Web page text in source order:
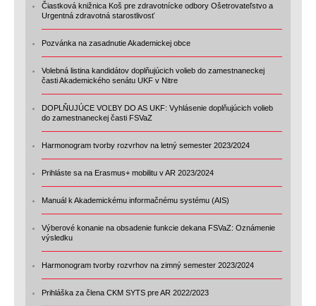
Čiastková knižnica Koš pre zdravotnícke odbory Ošetrovateľstvo a
Urgentná zdravotná starostlivosť
Pozvánka na zasadnutie Akademickej obce
Volebná listina kandidátov doplňujúcich volieb do zamestnaneckej
časti Akademického senátu UKF v Nitre
DOPLŇUJÚCE VOĽBY DO AS UKF: Vyhlásenie doplňujúcich volieb
do zamestnaneckej časti FSVaZ
Harmonogram tvorby rozvrhov na letný semester 2023/2024
Prihláste sa na Erasmus+ mobilitu v AR 2023/2024
Manuál k Akademickému informačnému systému (AIS)
Výberové konanie na obsadenie funkcie dekana FSVaZ: Oznámenie
výsledku
Harmonogram tvorby rozvrhov na zimný semester 2023/2024
Prihláška za člena CKM SYTS pre AR 2022/2023